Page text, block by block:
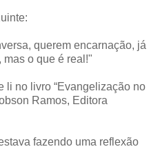
querem encarnação, já
o que é real!"
li no livro “Evangelização no
Ramos, Editora
fazendo uma reflexão